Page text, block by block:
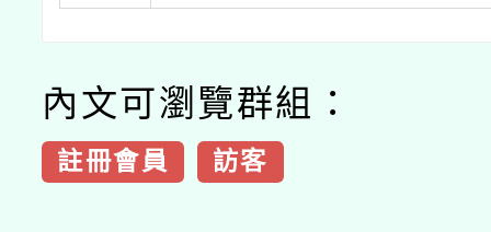
內文可瀏覽群組：
註冊會員 訪客